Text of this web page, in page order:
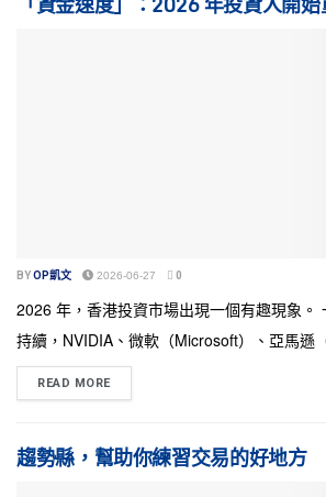
BYOP凱文 2026-06-27 0
2026 年，香港投資市場出現一個有趣現象。
持續，NVIDIA、微軟（Microsoft）、亞馬遜
READ MORE
趨勢縣，幫助你練習交易的好地方